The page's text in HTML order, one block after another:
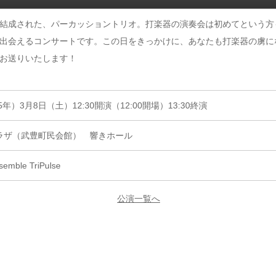
成された、パーカッショントリオ。打楽器の演奏会は初めてという
会えるコンサートです。この日をきっかけに、あなたも打楽器の虜
送りいたします！
）3月8日（土）12:30開演（12:00開場）13:30終演
ザ（武豊町民会館） 響きホール
TriPulse
公演一覧へ